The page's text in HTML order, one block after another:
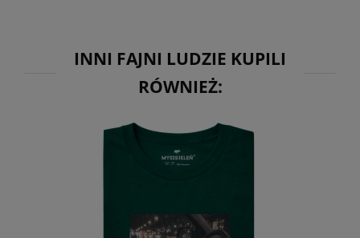
INNI FAJNI LUDZIE KUPILI
RÓWNIEŻ: